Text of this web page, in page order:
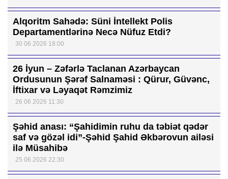
Alqoritm Sahədə: Süni İntellekt Polis
Departamentlərinə Necə Nüfuz Etdi?
30 06 2026 18:00
26 İyun – Zəfərlə Taclanan Azərbaycan
Ordusunun Şərəf Salnaməsi : Qürur, Güvənc,
İftixar və Ləyaqət Rəmzimiz
26 06 2026 11:30
Şəhid anası: “Şahidimin ruhu da təbiət qədər
saf və gözəl idi”-Şəhid Şahid Əkbərovun ailəsi
ilə Müsahibə
25 06 2026 22:30